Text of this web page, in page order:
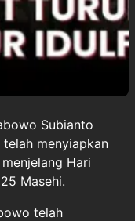
Subianto
menyiapkan
Hari
Masehi.
telah